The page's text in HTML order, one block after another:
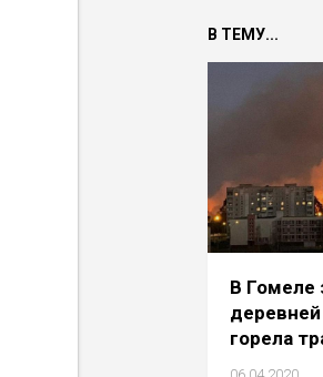
В ТЕМУ...
В Гомеле
горела